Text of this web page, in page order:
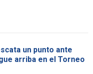
un punto ante
arriba en el Torneo